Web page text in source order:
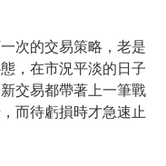
次的交易策略，老是
，在市況平淡的日子
交易都帶著上一筆戰
而待虧損時才急速止